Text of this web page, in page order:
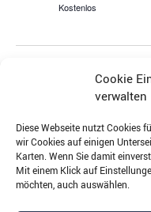
Cookie
verwalten
Diese Webseite nutzt Cookies
wir Cookies auf einigen
Karten. Wenn Sie damit
Mit einem Klick auf
möchten, auch auswählen.
Kostenlos